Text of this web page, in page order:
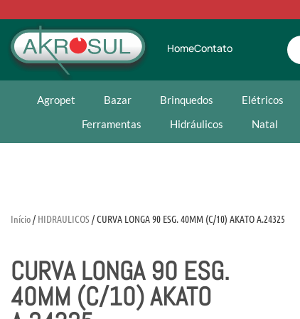
HomeContato
Agropet Bazar Brinquedos Elétricos
Ferramentas
Hidráulicos Natal
Início/ HIDRAULICOS/ CURVA LONGA 90 ESG. 40MM (C/10) AKATO A.24325
CURVA LONGA 90 ESG.
40MM (C/10) AKATO